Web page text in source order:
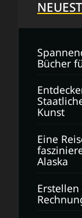
Bücher
Kunst
Eine
Alaska